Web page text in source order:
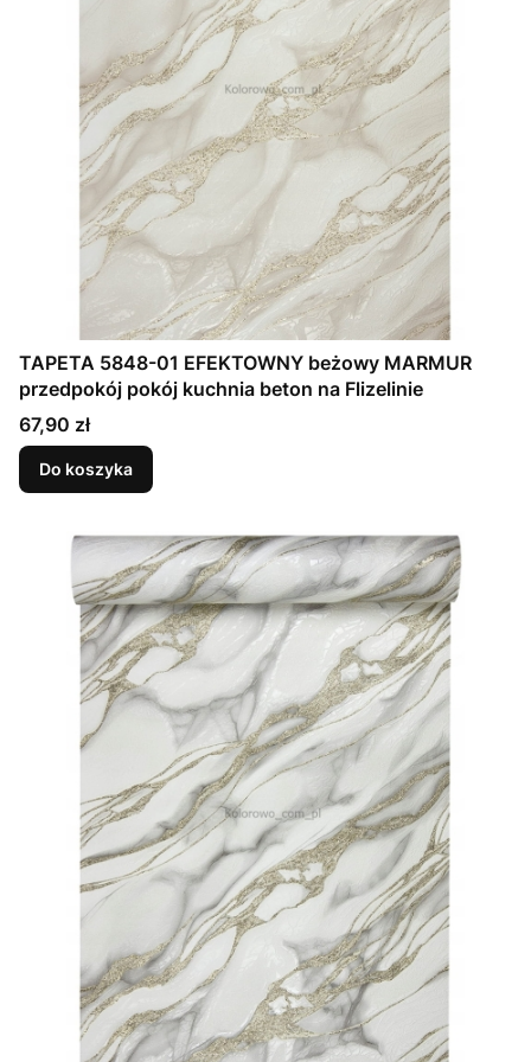
TAPETA 5848-01 EFEKTOWNY beżowy MARMUR
przedpokój pokój kuchnia beton na Flizelinie
Cena
67,90 zł
Do koszyka